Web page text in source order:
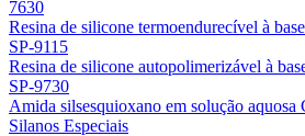
7630
Resina de silicone termoendurecível à
SP-9115
Resina de silicone autopolimerizável à
SP-9730
Amida silsesquioxano em solução
Silanos Especiais